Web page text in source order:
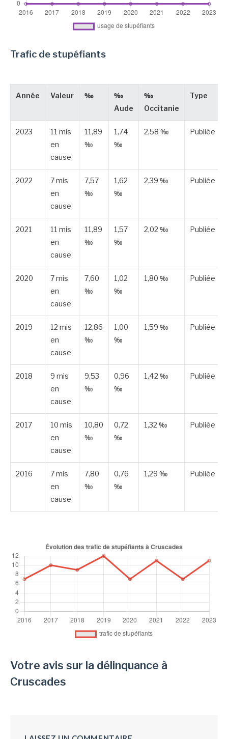
Trafic de stupéfiants
Année Valeur ‰
‰
Aude
‰
Occitanie
Type
2023
11 mis
en
cause
11,89
‰
1,74
‰
2,58 ‰ Publiée
2022
7 mis
en
cause
7,57
‰
1,62
‰
2,39 ‰ Publiée
2021
11 mis
en
cause
11,89
‰
1,57
‰
2,02 ‰ Publiée
2020
7 mis
en
cause
7,60
‰
1,02
‰
1,80 ‰ Publiée
2019
12 mis
en
cause
12,86
‰
1,00
‰
1,59 ‰ Publiée
2018
9 mis
en
cause
9,53
‰
0,96
‰
1,42 ‰ Publiée
2017
10 mis
en
cause
10,80
‰
0,72
‰
1,32 ‰ Publiée
2016
7 mis
en
cause
7,80
‰
0,76
‰
1,29 ‰ Publiée
Votre avis sur la délinquance à
Cruscades